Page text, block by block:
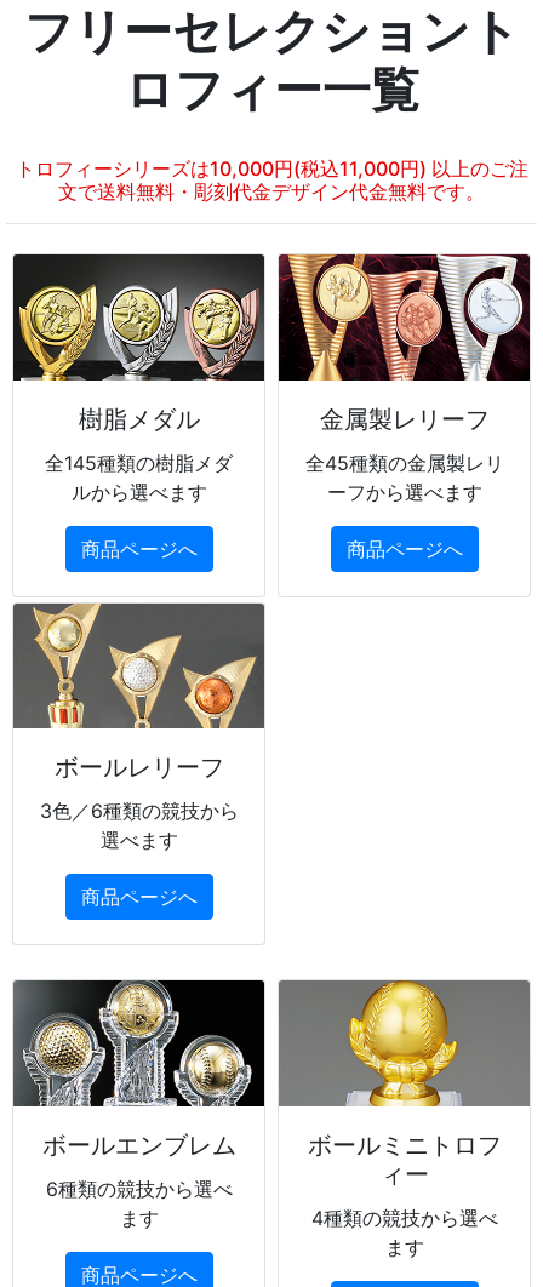
フリーセレクショント
ロフィー一覧
トロフィーシリーズは10,000円(税込11,000円) 以上のご注
文で送料無料・彫刻代金デザイン代金無料です。
樹脂メダル
全145種類の樹脂メダ
ルから選べます
商品ページへ
金属製レリーフ
全45種類の金属製レリ
ーフから選べます
商品ページへ
ボールレリーフ
3色／6種類の競技から
選べます
商品ページへ
ボールエンブレム
6種類の競技から選べ
ます
商品ページへ
ボールミニトロフ
ィー
4種類の競技から選べ
ます